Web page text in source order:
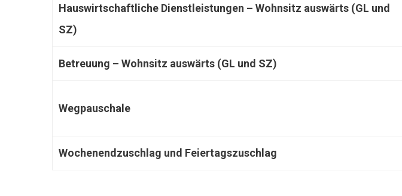
Hauswirtschaftliche Dienstleistungen – Wohnsitz auswärts (GL und
SZ)
Betreuung – Wohnsitz auswärts (GL und SZ)
Wegpauschale
Wochenendzuschlag und Feiertagszuschlag